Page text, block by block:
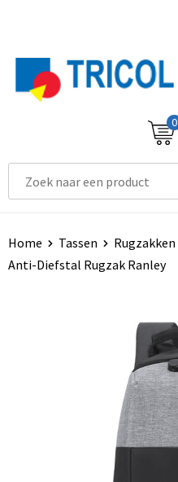
0
Home Tassen Rugzakken
Anti-Diefstal Rugzak Ranley